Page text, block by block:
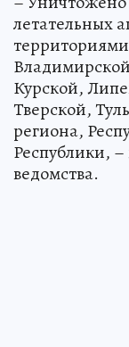
летательных
Курской,
Тверской,
региона,
Республики,
ведомства.